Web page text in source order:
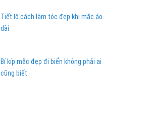
Tiết lộ cách làm tóc đẹp khi mặc áo
dài
Bí kíp mặc đẹp đi biển không phải ai
cũng biết